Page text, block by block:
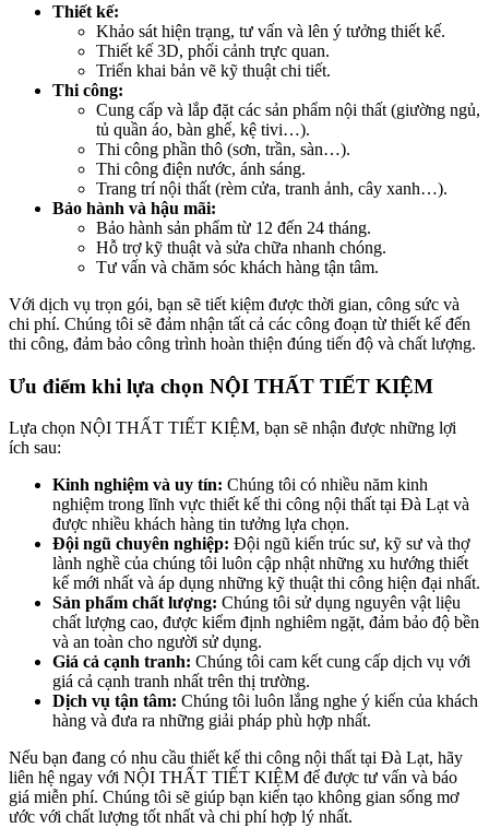
Thiết kế:
Khảo sát hiện trạng, tư vấn và lên ý tưởng thiết kế.
Thiết kế 3D, phối cảnh trực quan.
Triển khai bản vẽ kỹ thuật chi tiết.
Thi công:
Cung cấp và lắp đặt các sản phẩm nội thất (giường ngủ,
tủ quần áo, bàn ghế, kệ tivi…).
Thi công phần thô (sơn, trần, sàn…).
Thi công điện nước, ánh sáng.
Trang trí nội thất (rèm cửa, tranh ảnh, cây xanh…).
Bảo hành và hậu mãi:
Bảo hành sản phẩm từ 12 đến 24 tháng.
Hỗ trợ kỹ thuật và sửa chữa nhanh chóng.
Tư vấn và chăm sóc khách hàng tận tâm.
Với dịch vụ trọn gói, bạn sẽ tiết kiệm được thời gian, công sức và
chi phí. Chúng tôi sẽ đảm nhận tất cả các công đoạn từ thiết kế đến
thi công, đảm bảo công trình hoàn thiện đúng tiến độ và chất lượng.
Ưu điểm khi lựa chọn NỘI THẤT TIẾT KIỆM
Lựa chọn NỘI THẤT TIẾT KIỆM, bạn sẽ nhận được những lợi
ích sau:
Kinh nghiệm và uy tín: Chúng tôi có nhiều năm kinh
nghiệm trong lĩnh vực thiết kế thi công nội thất tại Đà Lạt và
được nhiều khách hàng tin tưởng lựa chọn.
Đội ngũ chuyên nghiệp: Đội ngũ kiến trúc sư, kỹ sư và thợ
lành nghề của chúng tôi luôn cập nhật những xu hướng thiết
kế mới nhất và áp dụng những kỹ thuật thi công hiện đại nhất.
Sản phẩm chất lượng: Chúng tôi sử dụng nguyên vật liệu
chất lượng cao, được kiểm định nghiêm ngặt, đảm bảo độ bền
và an toàn cho người sử dụng.
Giá cả cạnh tranh: Chúng tôi cam kết cung cấp dịch vụ với
giá cả cạnh tranh nhất trên thị trường.
Dịch vụ tận tâm: Chúng tôi luôn lắng nghe ý kiến của khách
hàng và đưa ra những giải pháp phù hợp nhất.
Nếu bạn đang có nhu cầu thiết kế thi công nội thất tại Đà Lạt, hãy
liên hệ ngay với NỘI THẤT TIẾT KIỆM để được tư vấn và báo
giá miễn phí. Chúng tôi sẽ giúp bạn kiến tạo không gian sống mơ
ước với chất lượng tốt nhất và chi phí hợp lý nhất.